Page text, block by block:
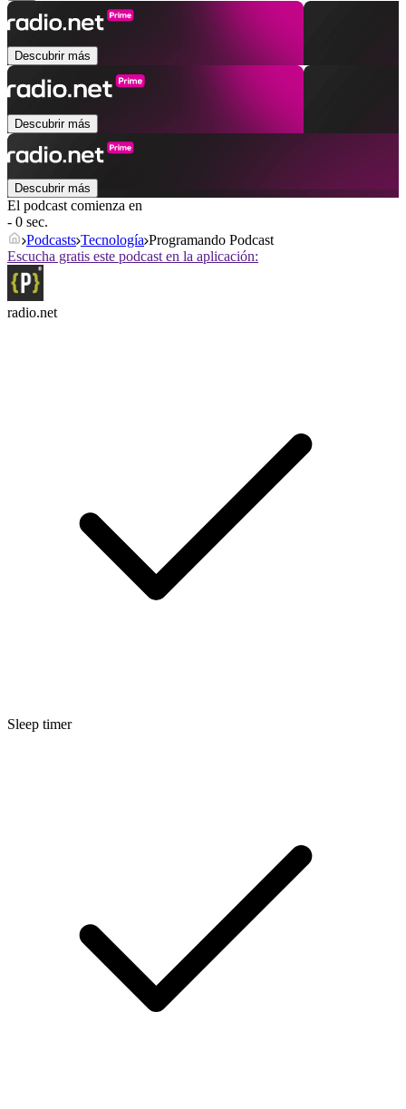
Descubrir más
Descubrir más
Descubrir más
El podcast comienza en
- 0 sec.
Podcasts Tecnología Programando Podcast
Escucha gratis este podcast en la aplicación:
radio.net
Sleep timer